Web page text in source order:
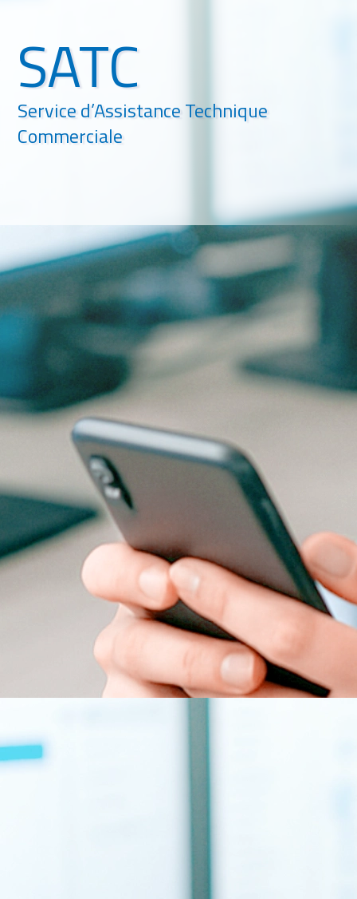
SATC
Service d’Assistance Technique
Commerciale